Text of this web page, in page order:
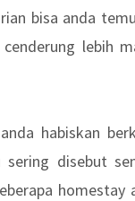
bisa anda
lebih
habiskan
sering disebut
homestay